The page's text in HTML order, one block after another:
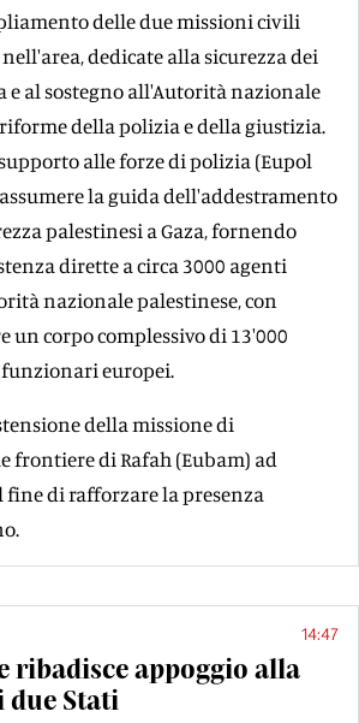
delle due missioni civili
dedicate alla sicurezza dei
al sostegno all'Autorità nazionale
della polizia e della giustizia.
alle forze di polizia (Eupol
la guida dell'addestramento
palestinesi a Gaza, fornendo
dirette a circa 3000 agenti
nazionale palestinese, con
un corpo complessivo di 13'000
europei.
della missione di
frontiere di Rafah (Eubam) ad
di rafforzare la presenza
14:47
ribadisce appoggio alla
due Stati